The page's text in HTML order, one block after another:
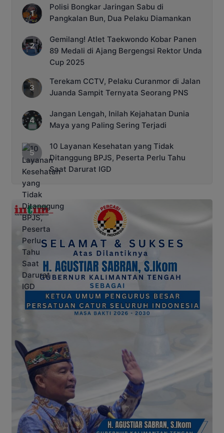
Polisi Bongkar Jaringan Sabu di
Pangkalan Bun, Dua Pelaku Diamankan
Gemilang! Atlet Taekwondo Kobar Panen
89 Medali di Ajang Bergengsi Rektor Unda
Cup 2025
Terekam CCTV, Pelaku Curanmor di Jalan
Juanda Sampit Ternyata Seorang PNS
Jangan Lengah, Inilah Kejahatan Dunia
Maya yang Paling Sering Terjadi
10 Layanan Kesehatan yang Tidak
Ditanggung BPJS, Peserta Perlu Tahu
Saat Darurat IGD